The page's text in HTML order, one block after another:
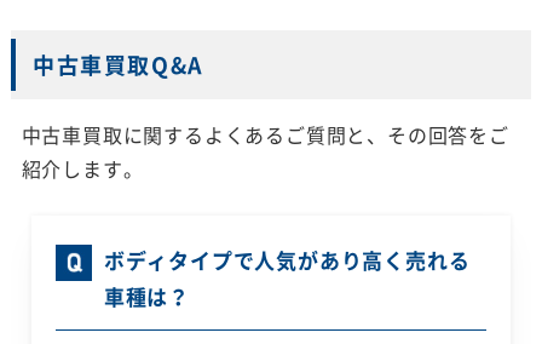
中古車買取Q&A
中古車買取に関するよくあるご質問と、その回答をご
紹介します。
ボディタイプで人気があり高く売れる
車種は？